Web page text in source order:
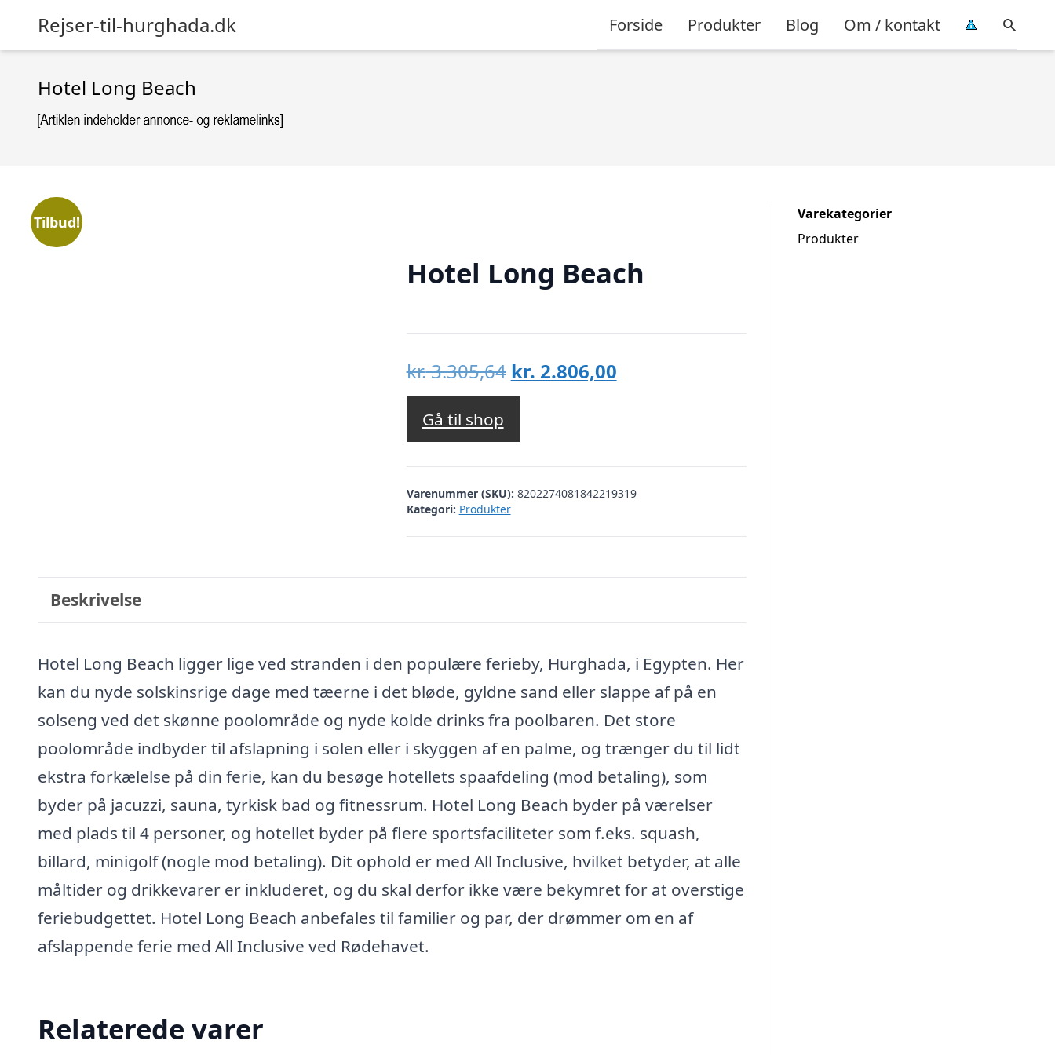
Rejser-til-hurghada.dk Forside Produkter Blog Om / kontakt
Hotel Long Beach
Tilbud!
Hotel Long Beach
kr.3.305,64 Den
oprindelige
var:
kr. 3.305,64.
kr. 2.806,00Den
kr. 2.806,00.
Gå til shop
Varenummer (SKU): 8202274081842219319
Kategori: Produkter
Beskrivelse
Hotel Long Beach ligger lige ved stranden i den populære ferieby, Hurghada, i Egypten. Her
kan du nyde solskinsrige dage med tæerne i det bløde, gyldne sand eller slappe af på en
solseng ved det skønne poolområde og nyde kolde drinks fra poolbaren. Det store
poolområde indbyder til afslapning i solen eller i skyggen af en palme, og trænger du til lidt
ekstra forkælelse på din ferie, kan du besøge hotellets spaafdeling (mod betaling), som
byder på jacuzzi, sauna, tyrkisk bad og fitnessrum. Hotel Long Beach byder på værelser
med plads til 4 personer, og hotellet byder på flere sportsfaciliteter som f.eks. squash,
billard, minigolf (nogle mod betaling). Dit ophold er med All Inclusive, hvilket betyder, at alle
måltider og drikkevarer er inkluderet, og du skal derfor ikke være bekymret for at overstige
feriebudgettet. Hotel Long Beach anbefales til familier og par, der drømmer om en af
afslappende ferie med All Inclusive ved Rødehavet.
Relaterede varer
Varekategorier
Produkter